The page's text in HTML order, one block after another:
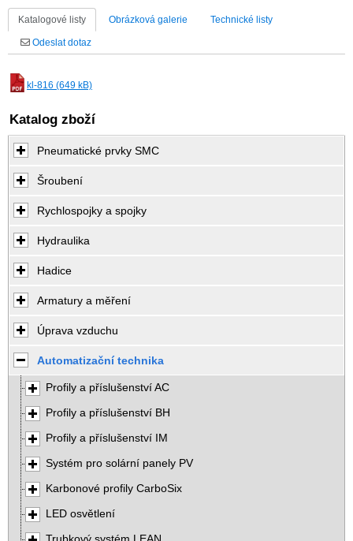
Katalogové listy Obrázková galerie Technické listy
Odeslat dotaz
kl-816 (649 kB)
Katalog zboží
Pneumatické prvky SMC
Šroubení
Rychlospojky a spojky
Hydraulika
Hadice
Armatury a měření
Úprava vzduchu
Automatizační technika
Profily a příslušenství AC
Profily a příslušenství BH
Profily a příslušenství IM
Systém pro solární panely PV
Karbonové profily CarboSix
LED osvětlení